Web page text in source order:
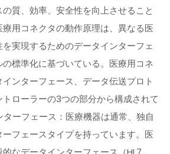
質、効率、安全性を向上させること
用コネクタの動作原理は、異なる医
実現するためのデータインターフェ
標準化に基づいている。医療用コネ
ンターフェース、データ伝送プロト
ローラーの3つの部分から構成されて
ターフェース：医療機器は通常、独自
フェースタイプを持っています。医